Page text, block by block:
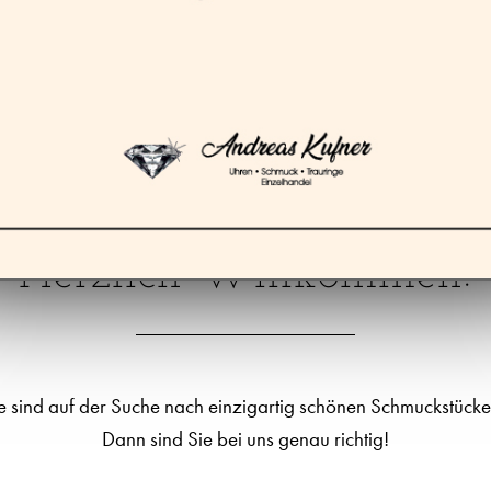
Herzlich Willkommen!
sind auf der Suche nach einzigartig schönen
Dann sind Sie bei uns genau richtig!